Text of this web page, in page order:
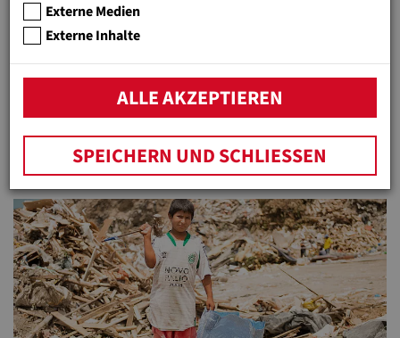
KINDERARBEIT STOPPEN
Mehr zum Thema Kinderarbeit heute
stoppen.
Externe Medien
Externe Inhalte
ALLE AKZEPTIEREN
SPEICHERN UND SCHLIESSEN